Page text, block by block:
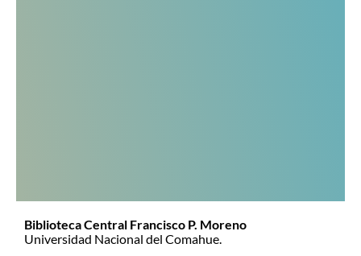
Biblioteca Central Francisco P. Moreno
Universidad Nacional del Comahue.